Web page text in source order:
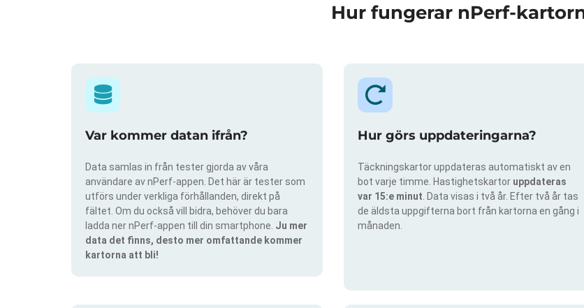
Hur fungerar nPerf-
Var kommer datan ifrån?
Data samlas in från tester gjorda av våra
användare av nPerf-appen. Det här är tester som
utförs under verkliga förhållanden, direkt på
fältet. Om du också vill bidra, behöver du bara
ladda ner nPerf-appen till din smartphone. Ju mer
data det finns, desto mer omfattande kommer
kartorna att bli!
Hur görs uppdateringarna?
Täckningskartor uppdateras automatiskt av en
bot varje timme. Hastighetskartor uppdateras
var 15:e minut . Data visas i två år. Efter två år tas
de äldsta uppgifterna bort från kartorna en gång i
månaden.